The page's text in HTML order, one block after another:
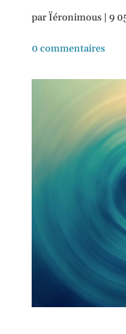
parÏéronimous| 9
0 commentaires